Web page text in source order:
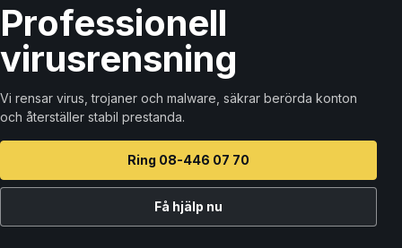
Professionell
virusrensning
Vi rensar virus, trojaner och malware, säkrar berörda konton
och återställer stabil prestanda.
Ring 08-446 07 70
Få hjälp nu